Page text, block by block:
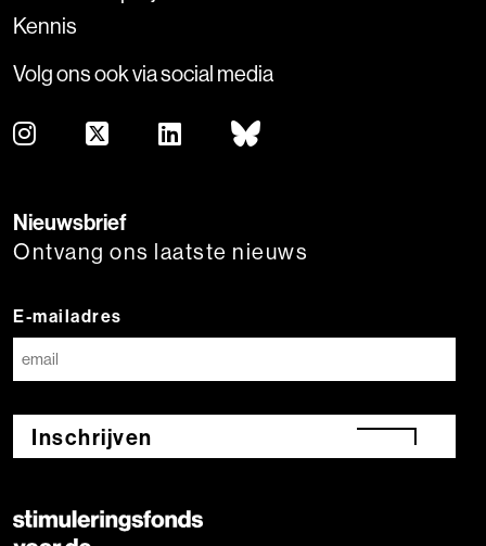
Kennis
Volg ons ook via social media
Nieuwsbrief
Ontvang ons laatste nieuws
E-mailadres
Inschrijven